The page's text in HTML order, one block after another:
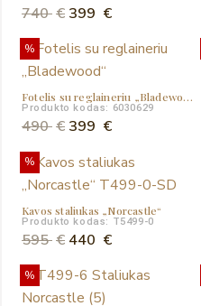
740€ Original
was:
740 €.
399 €Current
is:
%
Fotelis su reglaineriu „Bladewood“
Produkto kodas: 6030629
490€ Original
was:
490 €.
399 €Current
is:
399 €.
%
Kavos staliukas „Norcastle“
Produkto kodas: T5499-0
595€ Original
was:
440 €Current
is:
%